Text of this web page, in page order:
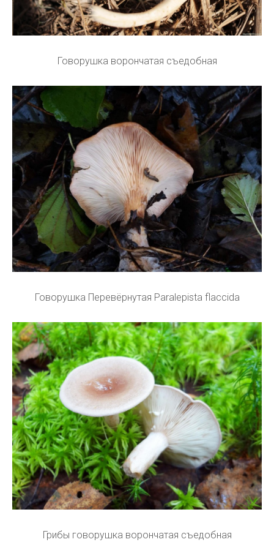
Говорушка ворончатая съедобная
Говорушка Перевёрнутая Paralepista flaccida
Грибы говорушка ворончатая съедобная